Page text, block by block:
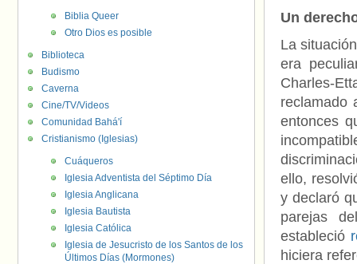
Un
La
era
Charles-
reclamado
entonces
ello,
y declaró
parejas
estableció
hiciera
Biblia Queer
Otro Dios es posible
Biblioteca
Budismo
Caverna
Cine/TV/Videos
Comunidad Bahá'í
Cristianismo (Iglesias)
Cuáqueros
Iglesia Adventista del Séptimo Día
Iglesia Anglicana
Iglesia Bautista
Iglesia Católica
Iglesia de Jesucristo de los Santos de los
Últimos Días (Mormones)